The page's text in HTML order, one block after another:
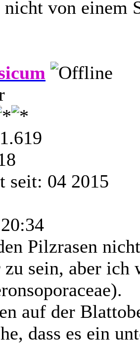
von einem
seit: 04 2015
Pilzrasen
sein, aber ich
auf der
dass es ein